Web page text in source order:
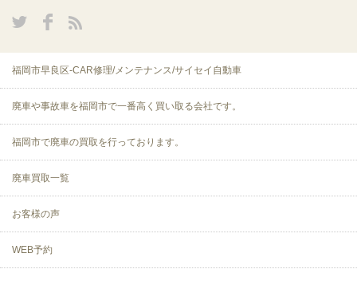
福岡市早良区-CAR修理/メンテナンス/サイセイ自動車
廃車や事故車を福岡市で一番高く買い取る会社です。
福岡市で廃車の買取を行っております。
廃車買取一覧
お客様の声
WEB予約